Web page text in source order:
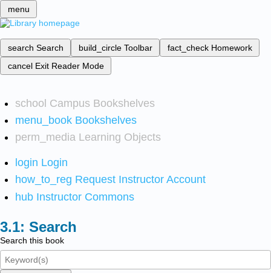
menu
search Search build_circle Toolbar fact_check Homework
cancel Exit Reader Mode
school Campus Bookshelves
menu_book Bookshelves
perm_media Learning Objects
login Login
how_to_reg Request Instructor Account
hub Instructor Commons
Search
Search this book